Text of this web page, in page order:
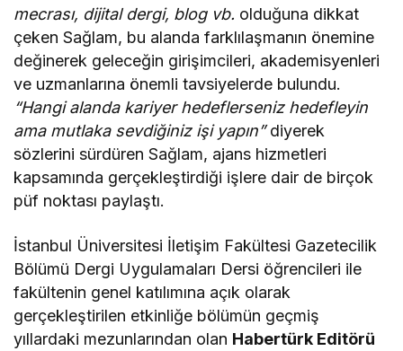
mecrası, dijital dergi, blog vb. olduğuna dikkat
çeken Sağlam, bu alanda farklılaşmanın önemine
değinerek geleceğin girişimcileri, akademisyenleri
ve uzmanlarına önemli tavsiyelerde bulundu.
“Hangi alanda kariyer hedeflerseniz hedefleyin
ama mutlaka sevdiğiniz işi yapın”diyerek
sözlerini sürdüren Sağlam, ajans hizmetleri
kapsamında gerçekleştirdiği işlere dair de birçok
püf noktası paylaştı.
İstanbul Üniversitesi İletişim Fakültesi Gazetecilik
Bölümü Dergi Uygulamaları Dersi öğrencileri ile
fakültenin genel katılımına açık olarak
gerçekleştirilen etkinliğe bölümün geçmiş
yıllardaki mezunlarından olan Habertürk Editörü